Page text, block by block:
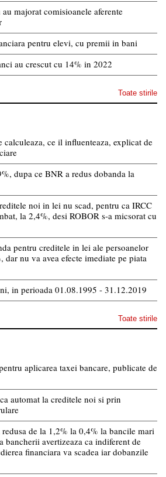
majorat comisioanele aferente
pentru elevi, cu premii in bani
au crescut cu 14% in 2022
Toate stirile
calculeaza, ce il influenteaza, explicat de
dupa ce BNR a redus dobanda la
noi in lei nu scad, pentru ca IRCC
la 2,4%, desi ROBOR s-a micsorat cu
pentru creditele in lei ale persoanelor
dar nu va avea efecte imediate pe piata
in perioada 01.08.1995 - 31.12.2019
Toate stirile
aplicarea taxei bancare, publicate de
automat la creditele noi si prin
de la 1,2% la 0,4% la bancile mari
bancherii avertizeaza ca indiferent de
financiara va scadea iar dobanzile